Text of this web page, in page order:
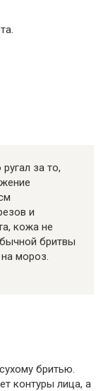
за то,
и
кожа не
бритвы
мороз.
бритью.
контуры лица, а